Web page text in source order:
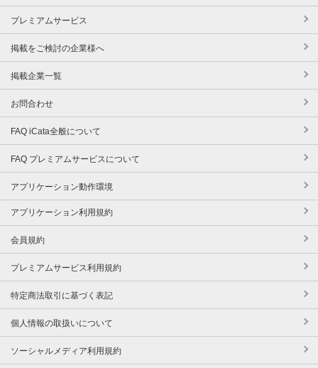
プレミアムサービス
掲載をご検討の企業様へ
掲載企業一覧
お問合わせ
FAQ iCata全般について
FAQ プレミアムサービスについて
アプリケーション動作環境
アプリケーション利用規約
会員規約
プレミアムサービス利用規約
特定商法取引に基づく表記
個人情報の取扱いについて
ソーシャルメディア利用規約